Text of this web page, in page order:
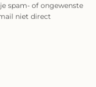
spam- of ongewenste
niet direct